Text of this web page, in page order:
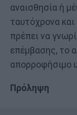
αναισθησία ή
ταυτόχρονα
πρέπει να
επέμβασης, το
απορροφήσιμο
Πρόληψη